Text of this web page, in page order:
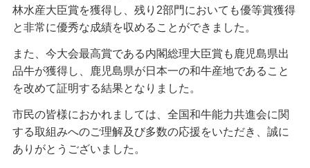
林水産大臣賞を獲得し、残り2部門においても優等賞獲得
と非常に優秀な成績を収めることができました。
また、今大会最高賞である内閣総理大臣賞も鹿児島県出
品牛が獲得し、鹿児島県が日本一の和牛産地であること
を改めて証明する結果となりました。
市民の皆様におかれましては、全国和牛能力共進会に関
する取組みへのご理解及び多数の応援をいただき、誠に
ありがとうございました。